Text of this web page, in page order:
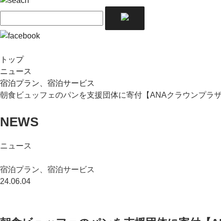
トップ
ニュース
宿泊プラン、宿泊サービス
朝食ビュッフェのパンを支援団体に寄付【ANAクラウンプラザ
NEWS
ニュース
宿泊プラン、宿泊サービス
24.06.04